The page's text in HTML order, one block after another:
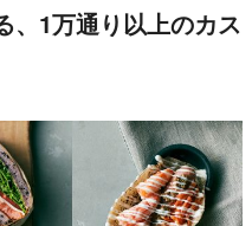
、1万通り以上のカス